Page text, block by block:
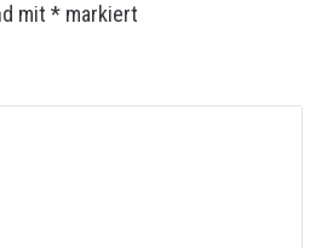
mit * markiert